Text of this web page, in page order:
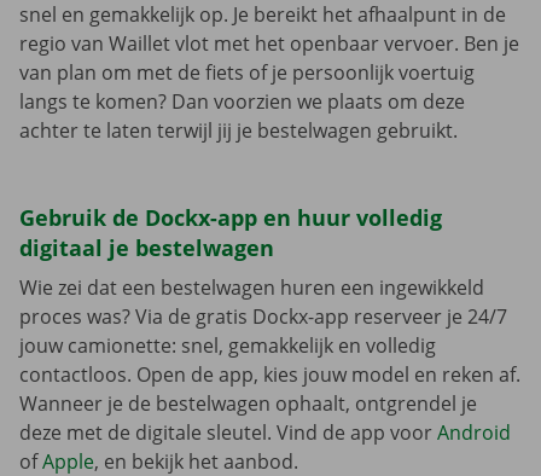
snel en gemakkelijk op. Je bereikt het afhaalpunt in de
regio van Waillet vlot met het openbaar vervoer. Ben je
van plan om met de fiets of je persoonlijk voertuig
langs te komen? Dan voorzien we plaats om deze
achter te laten terwijl jij je bestelwagen gebruikt.
Gebruik de Dockx-app en huur volledig
digitaal je bestelwagen
Wie zei dat een bestelwagen huren een ingewikkeld
proces was? Via de gratis Dockx-app reserveer je 24/7
jouw camionette: snel, gemakkelijk en volledig
contactloos. Open de app, kies jouw model en reken af.
Wanneer je de bestelwagen ophaalt, ontgrendel je
deze met de digitale sleutel. Vind de app voorAndroid
ofApple, en bekijk het aanbod.